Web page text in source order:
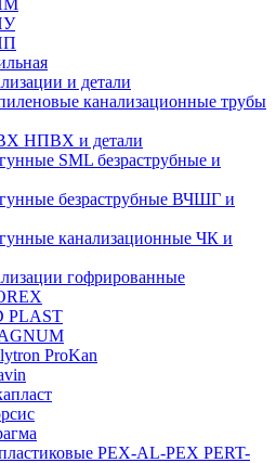
и детали
канализационные трубы
НПВХ и детали
SML безраструбные и
безраструбные ВЧШГ и
канализационные ЧК и
гофрированные
PLAST
ProKan
PEX-AL-PEX PERT-